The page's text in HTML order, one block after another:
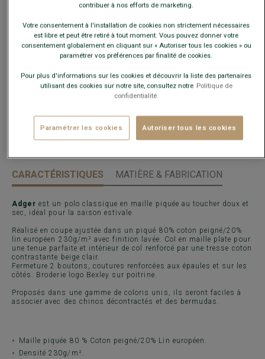
Ce modèle taille petit, choisir la taille au-dessus de votre
taille habituelle.
(commandez avant 14h)
CARACTÉRISTIQUES MATIÈRE & FABRICATION
Adger est un polo classique en maille piquée au toucher doux et
sec, idéal pour la saison estivale.
Réalisé en coupe ajustée dans un piqué 80% coton peigné/20%
lin européen 230g/m² avec finition lavée. Col en maille plate pour
une tenue parfaite et intérieur de col renforcé par une tresse coton
contrastante beige clair.
Fermeture 2 boutons, coutures renforcées aux épaules et sur les
côtés. Broderie logo Bexley sur poitrine.
Proposés dans une gamme de coloris unis, ils seront faciles à
associer avec des chinos décontractés et des bermudas.
Maille piquée 80 % Coton peigné/20% Lin européen.
Densité 230g/m².
contribuer à nos efforts de marketing.
Votre consentement à l'installation de cookies non strictement nécessaires
est libre et peut être retiré à tout moment. Vous pouvez donner votre
consentement globalement en cliquant sur « Autoriser tous les cookies » ou
paramétrer vos préférences par finalité de cookies.
Pour plus d'informations sur les cookies et découvrir la liste des partenaires
utilisant des cookies sur notre site, consultez notre Politique de
confidentialité.
Paramétrer les cookies Autoriser tous les cookies